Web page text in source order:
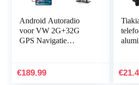
Android Autoradio
voor VW 2G+32G
GPS Navigatie
Touchscreen Bluetooth
€189.99 €